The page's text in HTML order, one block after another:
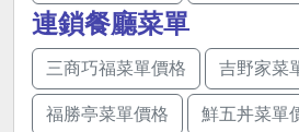
連鎖餐廳菜單
三商巧福菜單價格 吉野家菜
福勝亭菜單價格 鮮五丼菜單